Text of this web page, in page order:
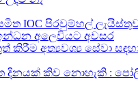
IOC පිරවුම්හල්
අලෙවියට අවසර
කිරීම අත්‍යවශ්‍ය සේවා
කිව නොහැකි :